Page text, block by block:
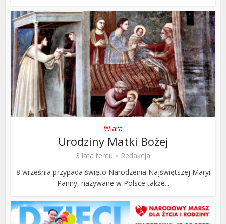
Wiara
Urodziny Matki Bożej
3 lata temu
Redakcja
8 września przypada święto Narodzenia Najświętszej Maryi
Panny, nazywane w Polsce także...